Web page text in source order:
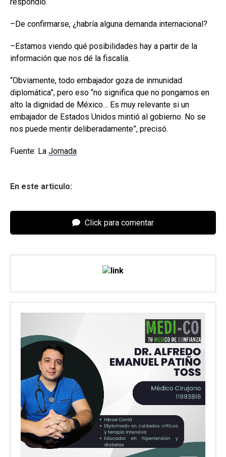
–De confirmarse, ¿habría alguna demanda internacional?
–Estamos viendo qué posibilidades hay a partir de la
información que nos dé la fiscalía.
“Obviamente, todo embajador goza de inmunidad
diplomática”, pero eso “no significa que no pongamos en
alto la dignidad de México… Es muy relevante si un
embajador de Estados Unidos mintió al gobierno. No se
nos puede mentir deliberadamente”, precisó.
Fuente: La Jornada
En este articulo:
Click para comentar